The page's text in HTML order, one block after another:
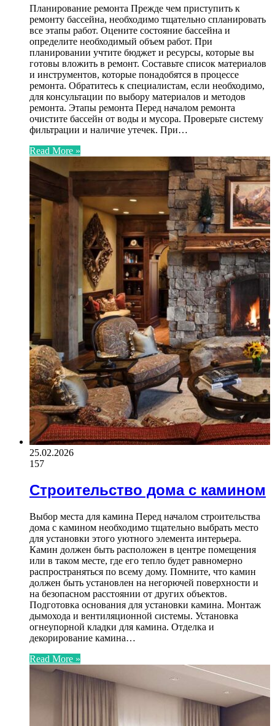
Планирование ремонта Прежде чем приступить к
ремонту бассейна, необходимо тщательно спланировать
все этапы работ. Оцените состояние бассейна и
определите необходимый объем работ. При
планировании учтите бюджет и ресурсы, которые вы
готовы вложить в ремонт. Составьте список материалов
и инструментов, которые понадобятся в процессе
ремонта. Обратитесь к специалистам, если необходимо,
для консультации по выбору материалов и методов
ремонта. Этапы ремонта Перед началом ремонта
очистите бассейн от воды и мусора. Проверьте систему
фильтрации и наличие утечек. При…
Read More »
25.02.2026
157
Строительство дома с камином
Выбор места для камина Перед началом строительства
дома с камином необходимо тщательно выбрать место
для установки этого уютного элемента интерьера.
Камин должен быть расположен в центре помещения
или в таком месте, где его тепло будет равномерно
распространяться по всему дому. Помните, что камин
должен быть установлен на негорючей поверхности и
на безопасном расстоянии от других объектов.
Подготовка основания для установки камина. Монтаж
дымохода и вентиляционной системы. Установка
огнеупорной кладки для камина. Отделка и
декорирование камина…
Read More »